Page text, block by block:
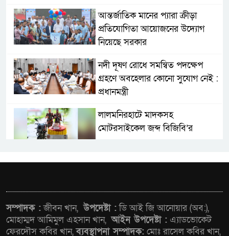
আন্তর্জাতিক মানের প্যারা ক্রীড়া
প্রতিযোগিতা আয়োজনের উদ্যোগ
নিয়েছে সরকার
নদী দূষণ রোধে সমন্বিত পদক্ষেপ
গ্রহণে অবহেলার কোনো সুযোগ নেই :
প্রধানমন্ত্রী
লালমনিরহাটে মাদকসহ
মোটরসাইকেল জব্দ বিজিবি’র
ওমানের সঙ্গে ইরানের হরমুজ
ফ্যাসিবাদবিরোধী আন্দোলনে
হত্যাকাণ্ডের বিচার হবে স্বচ্ছ, নিরপেক্ষ
ও বিশ্বাসযোগ্য : প্রধানমন্ত্রী
সম্পাদক :জীবন খান,উপদেষ্টা :ডি আই জি আনোয়ার (অব:),
মোহাম্মদ আমিমুল এহসান খান,আইন উপদেষ্টা : এ্যাডভোকেট
ফেরদৌস কবির খান,ব্যবস্থাপনা সম্পাদক: মোঃ রাসেল কবির খান,